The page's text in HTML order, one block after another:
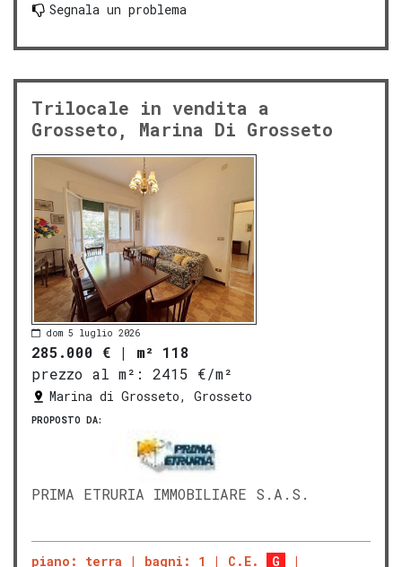
Segnala un problema
Trilocale in vendita a
Grosseto, Marina Di Grosseto
dom 5 luglio 2026
285.000 € | m² 118
prezzo al m²:
2415 €/m²
Marina di Grosseto, Grosseto
PROPOSTO DA:
PRIMA ETRURIA IMMOBILIARE S.A.S.
piano: terra bagni: 1 C.E.
G